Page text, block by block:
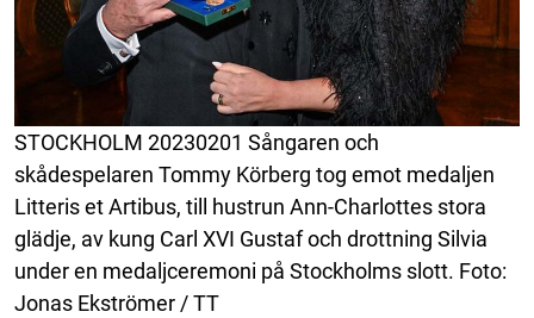
STOCKHOLM 20230201 Sångaren och
skådespelaren Tommy Körberg tog emot medaljen
Litteris et Artibus, till hustrun Ann-Charlottes stora
glädje, av kung Carl XVI Gustaf och drottning Silvia
under en medaljceremoni på Stockholms slott. Foto:
Jonas Ekströmer / TT